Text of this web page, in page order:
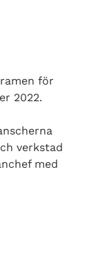
för
2022.
verkstad
med